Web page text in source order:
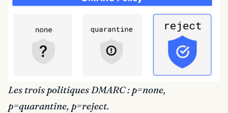
Les trois politiques DMARC : p=none,
p=quarantine, p=reject.